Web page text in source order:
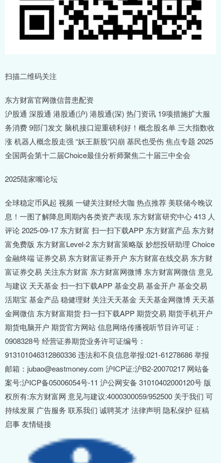
扫描二维码关注
东方财富官网微信普患配资
沪股通 深股通 港股通(沪) 港股通(深) 热门资讯 19项措施扩大服
务消费 9部门发文 脑机接口迎重磅利好！概念股名单 三大指数收
涨 机器人概念股走强 “妖王新股”闪崩 基民也受伤 焦点专题 2025
全国两会第十二届Choice最佳分析师聚焦二十届三中全会
2025陆家嘴论坛
全球稳定币风起 视频 一键关注财经大咖 热点推荐 美联储今晚议
息！一图了解降息周期内各类资产表现 东方财富研究中心 413 人
评论 2025-09-17 东方财富 扫一扫下载APP 东方财富产品 东方财
富免费版 东方财富Level-2 东方财富策略版 妙想投研助理 Choice
金融终端 证券交易 东方财富证券开户 东方财富在线交易 东方财
富证券交易 关注东方财富 东方财富网微博 东方财富网微信 意见
与建议 天天基金 扫一扫下载APP 基金交易 基金开户 基金交易
活期宝 基金产品 稳健理财 关注天天基金 天天基金网微博 天天基
金网微信 东方财富期货 扫一扫下载APP 期货交易 期货手机开户
期货电脑开户 期货官方网站 信息网络传播视听节目许可证：
0908328号 经营证券期货业务许可证编号：
913101046312860336 违法和不良信息举报:021-61278686 举报
邮箱：jubao@eastmoney.com 沪ICP证:沪B2-20070217 网站备
案号:沪ICP备05006054号-11 沪公网安备 31010402000120号 版
权所有:东方财富网 意见与建议:4000300059/952500 关于我们 可
持续发展 广告服务 联系我们 诚聘英才 法律声明 隐私保护 征稿
启事 友情链接